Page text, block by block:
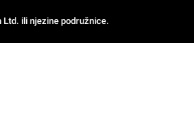
Ltd. ili njezine podružnice.